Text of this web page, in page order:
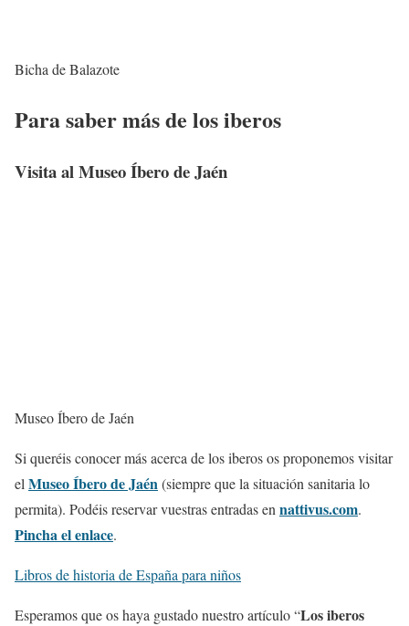
Bicha de Balazote
Para saber más de los iberos
Visita al Museo Íbero de Jaén
Museo Íbero de Jaén
Si queréis conocer más acerca de los iberos os proponemos visitar
elMuseo Íbero de Jaén(siempre que la situación sanitaria lo
permita). Podéis reservar vuestras entradas ennattivus.com.
Pincha el enlace.
Libros de historia de España para niños
Esperamos que os haya gustado nuestro artículo “Los iberos